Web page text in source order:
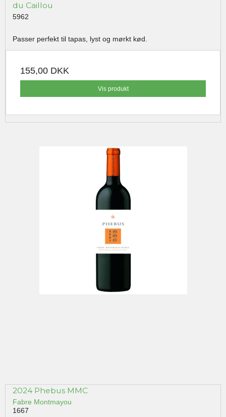
du Caillou
5962
Passer perfekt til tapas, lyst og mørkt kød.
155,00 DKK
Vis produkt
2024 Phebus MMC
Fabre Montmayou
1667